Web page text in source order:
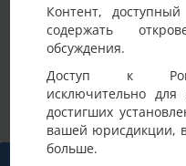
Контент,
содержать
обсуждения.
Доступ к
исключительно
достигших
вашей юрисдикции,
больше.